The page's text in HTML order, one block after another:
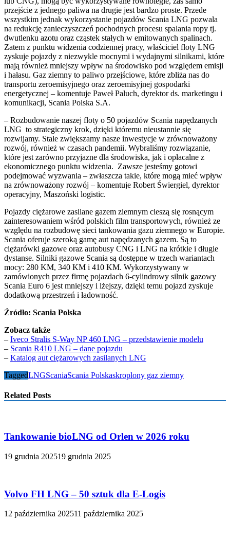
przejście z jednego paliwa na drugie jest bardzo proste. Przede
wszystkim jednak wykorzystanie pojazdów Scania LNG pozwala
na redukcję zanieczyszczeń pochodnych procesu spalania ropy tj.
dwutlenku azotu oraz cząstek stałych w emitowanych spalinach.
Zatem z punktu widzenia codziennej pracy, właściciel floty LNG
zyskuje pojazdy z niezwykle mocnymi i wydajnymi silnikami, które
mają również mniejszy wpływ na środowisko pod względem emisji
i hałasu. Gaz ziemny to paliwo przejściowe, które zbliża nas do
transportu zeroemisyjnego oraz zeroemisyjnej gospodarki
energetycznej – komentuje Paweł Paluch, dyrektor ds. marketingu i
komunikacji, Scania Polska S.A.
– Rozbudowanie naszej floty o 50 pojazdów Scania napędzanych
LNG to strategiczny krok, dzięki któremu nieustannie się
rozwijamy. Stale zwiększamy nasze inwestycje w zrównoważony
rozwój, również w czasach pandemii. Wybraliśmy rozwiązanie,
które jest zarówno przyjazne dla środowiska, jak i opłacalne z
ekonomicznego punktu widzenia. Zawsze jesteśmy gotowi
podejmować wyzwania – zwłaszcza takie, które mogą mieć wpływ
na zrównoważony rozwój – komentuje Robert Świergiel, dyrektor
operacyjny, Maszoński logistic.
Pojazdy ciężarowe zasilane gazem ziemnym cieszą się rosnącym
zainteresowaniem wśród polskich film transportowych, również ze
względu na rozbudowę sieci tankowania gazu ziemnego w Europie.
Scania oferuje szeroką gamę aut napędzanych gazem. Są to
ciężarówki gazowe oraz autobusy CNG i LNG na krótkie i długie
dystanse. Silniki gazowe Scania są dostępne w trzech wariantach
mocy: 280 KM, 340 KM i 410 KM. Wykorzystywany w
zamówionych przez firmę pojazdach 6-cylindrowy silnik gazowy
Scania Euro 6 jest mniejszy i lżejszy, dzięki temu pojazd zyskuje
dodatkową przestrzeń i ładowność.
Źródło: Scania Polska
Zobacz także
– Iveco Stralis S-Way NP 460 LNG – przedstawienie modelu
– Scania R410 LNG – dane pojazdu
– Katalog aut ciężarowych zasilanych LNG
TaggedLNGScaniaScania Polskaskroplony gaz ziemny
Related Posts
Tankowanie bioLNG od Orlen w 2026 roku
19 grudnia 202519 grudnia 2025
Volvo FH LNG – 50 sztuk dla E-Logis
12 października 202511 października 2025